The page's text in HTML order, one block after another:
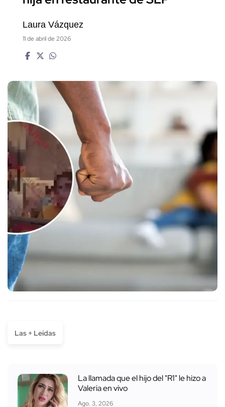
Laura Vázquez
11 de abril de 2026
Las + Leídas
La llamada que el hijo del "R1" le hizo a
Valeria en vivo
Ago. 3, 2026